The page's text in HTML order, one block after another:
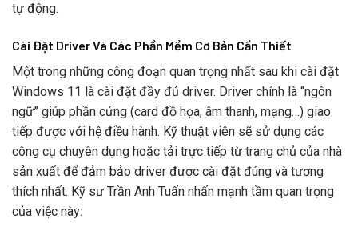
tự động.
Cài Đặt Driver Và Các Phần Mềm Cơ Bản Cần Thiết
Một trong những công đoạn quan trọng nhất sau khi cài đặt
Windows 11 là cài đặt đầy đủ driver. Driver chính là “ngôn
ngữ” giúp phần cứng (card đồ họa, âm thanh, mạng…) giao
tiếp được với hệ điều hành. Kỹ thuật viên sẽ sử dụng các
công cụ chuyên dụng hoặc tải trực tiếp từ trang chủ của nhà
sản xuất để đảm bảo driver được cài đặt đúng và tương
thích nhất. Kỹ sư Trần Anh Tuấn nhấn mạnh tầm quan trọng
của việc này: